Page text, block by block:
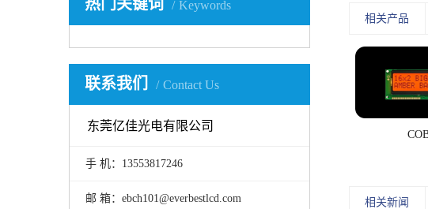
热门关键词 Keywords
联系我们 Contact Us
东莞亿佳光电有限公司
手 机：13553817246
邮 箱：ebch101@everbestlcd.com
相关产品
相关新闻